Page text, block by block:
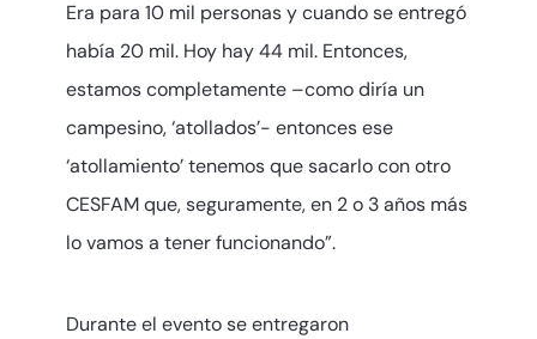
Era para 10 mil personas y cuando se entregó
había 20 mil. Hoy hay 44 mil. Entonces,
estamos completamente –como diría un
campesino, ‘atollados’- entonces ese
‘atollamiento’ tenemos que sacarlo con otro
CESFAM que, seguramente, en 2 o 3 años más
lo vamos a tener funcionando”.
Durante el evento se entregaron